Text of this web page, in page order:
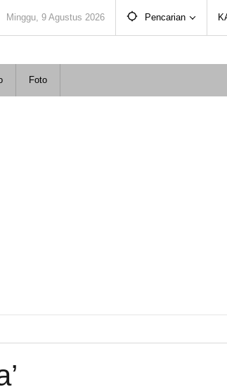
Minggu, 9 Agustus 2026 Pencarian
Foto